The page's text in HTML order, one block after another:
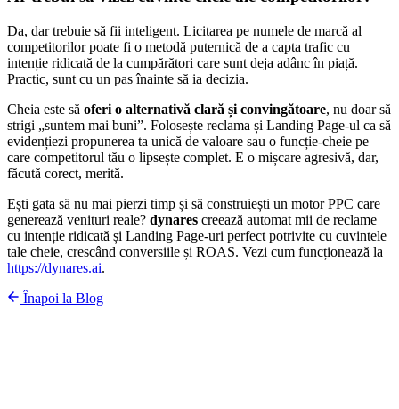
Da, dar trebuie să fii inteligent. Licitarea pe numele de marcă al
competitorilor poate fi o metodă puternică de a capta trafic cu
intenție ridicată de la cumpărători care sunt deja adânc în piață.
Practic, sunt cu un pas înainte să ia decizia.
Cheia este să oferi o alternativă clară și convingătoare, nu doar să
strigi „suntem mai buni”. Folosește reclama și Landing Page-ul ca să
evidențiezi propunerea ta unică de valoare sau o funcție-cheie pe
care competitorul tău o lipsește complet. E o mișcare agresivă, dar,
făcută corect, merită.
Ești gata să nu mai pierzi timp și să construiești un motor PPC care
generează venituri reale? dynares creează automat mii de reclame
cu intenție ridicată și Landing Page-uri perfect potrivite cu cuvintele
tale cheie, crescând conversiile și ROAS. Vezi cum funcționează la
https://dynares.ai.
Înapoi la Blog